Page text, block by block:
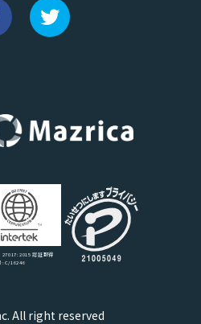
27017:2015 認証取得
:C/16246
All right reserved